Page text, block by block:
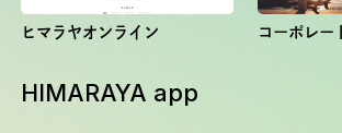
ヒマラヤオンライン コーポレー
HIMARAYA app